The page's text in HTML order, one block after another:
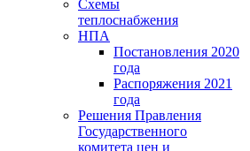
Схемы
теплоснабжения
НПА
Постановления 2020
года
Распоряжения 2021
года
Решения Правления
Государственного
комитета цен и